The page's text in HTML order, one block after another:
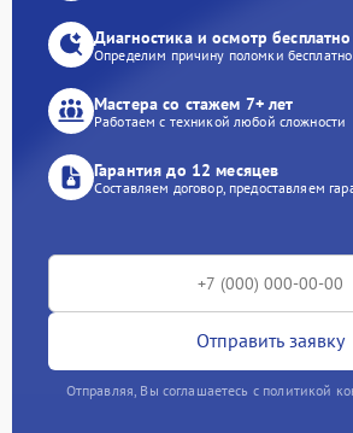
Диагностика и осмотр бесплатно
Определим причину поломки бесплатно
Мастера со стажем 7+ лет
Работаем с техникой любой сложности
Гарантия до 12 месяцев
Составляем договор, предоставляем
Отправить заявку
Отправляя, Вы соглашаетесь с политикой